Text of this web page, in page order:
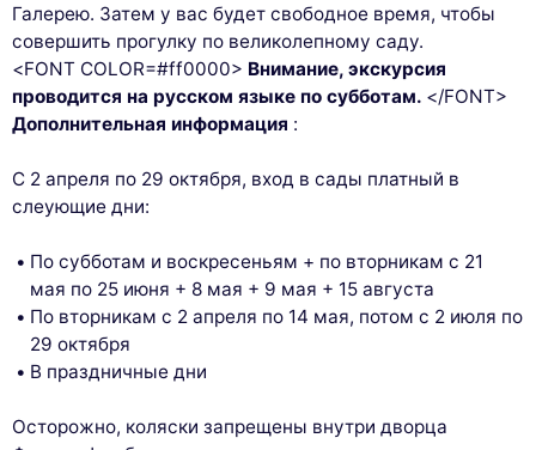
Галерею. Затем у вас будет свободное время, чтобы
совершить прогулку по великолепному саду.
<FONT COLOR=#ff0000> Внимание, экскурсия
проводится на русском языке по субботам. </FONT>
Дополнительная информация :
С 2 апреля по 29 октября, вход в сады платный в
слеующие дни:
По субботам и воскресеньям + по вторникам с 21
мая по 25 июня + 8 мая + 9 мая + 15 августа
По вторникам с 2 апреля по 14 мая, потом с 2 июля по
29 октября
В праздничные дни
Осторожно, коляски запрещены внутри дворца